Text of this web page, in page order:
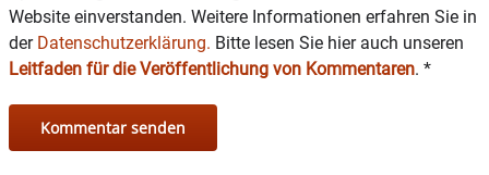
Karten gibt es unter:
ONLINE KARTENKAUF MIT SAALPLAN
Website einverstanden. Weitere Informationen erfahren Sie in
der Datenschutzerklärung. Bitte lesen Sie hier auch unseren
Leitfaden für die Veröffentlichung von Kommentaren. *